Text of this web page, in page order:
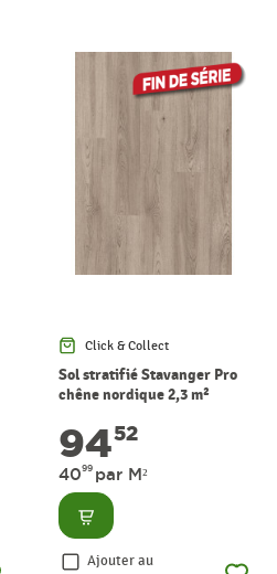
Click & Collect
Sol stratifié Stavanger Pro
chêne nordique 2,3 m²
9452
4099 par M²
Consulter
Ajouter au